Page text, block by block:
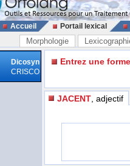
Accueil Portail lexical
Morphologie
Dicosyn
CRISCO
Entrez une forme
JACENT , adjectif